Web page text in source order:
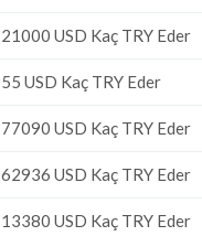
21000 USD Kaç TRY Eder
55 USD Kaç TRY Eder
77090 USD Kaç TRY Eder
62936 USD Kaç TRY Eder
13380 USD Kaç TRY Eder